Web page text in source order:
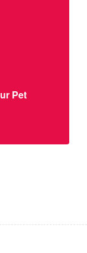
Pet